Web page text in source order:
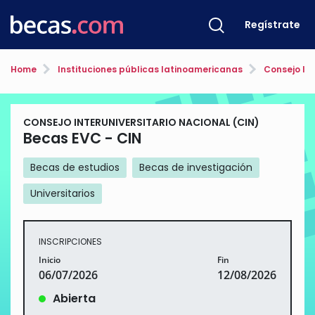
Regístrate
Home Instituciones públicas latinoamericanas Consejo
CONSEJO INTERUNIVERSITARIO NACIONAL (CIN)
Becas EVC - CIN
Becas de estudios
Becas de investigación
Universitarios
INSCRIPCIONES
Inicio
06/07/2026
Fin
12/08/2026
Abierta